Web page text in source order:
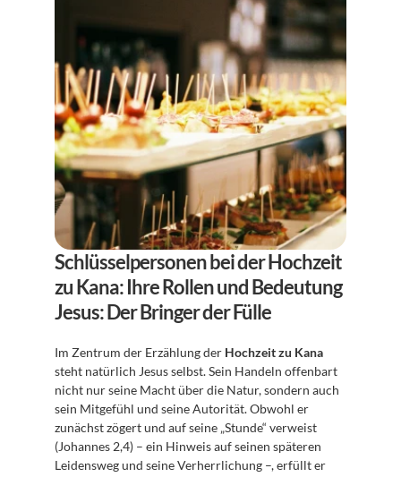
Schlüsselpersonen bei der Hochzeit
zu Kana: Ihre Rollen und Bedeutung
Jesus: Der Bringer der Fülle
Im Zentrum der Erzählung der Hochzeit zu Kana
steht natürlich Jesus selbst. Sein Handeln offenbart
nicht nur seine Macht über die Natur, sondern auch
sein Mitgefühl und seine Autorität. Obwohl er
zunächst zögert und auf seine „Stunde“ verweist
(Johannes 2,4) – ein Hinweis auf seinen späteren
Leidensweg und seine Verherrlichung –, erfüllt er